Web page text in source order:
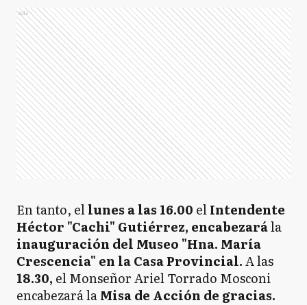
Ads
En tanto, ellunes a las 16.00 elIntendente
Héctor "Cachi" Gutiérrez, encabezarála
inauguración del Museo "Hna. María
Crescencia" en la Casa Provincial.A las
18.30, el Monseñor Ariel Torrado Mosconi
encabezará laMisa de Acción de gracias.